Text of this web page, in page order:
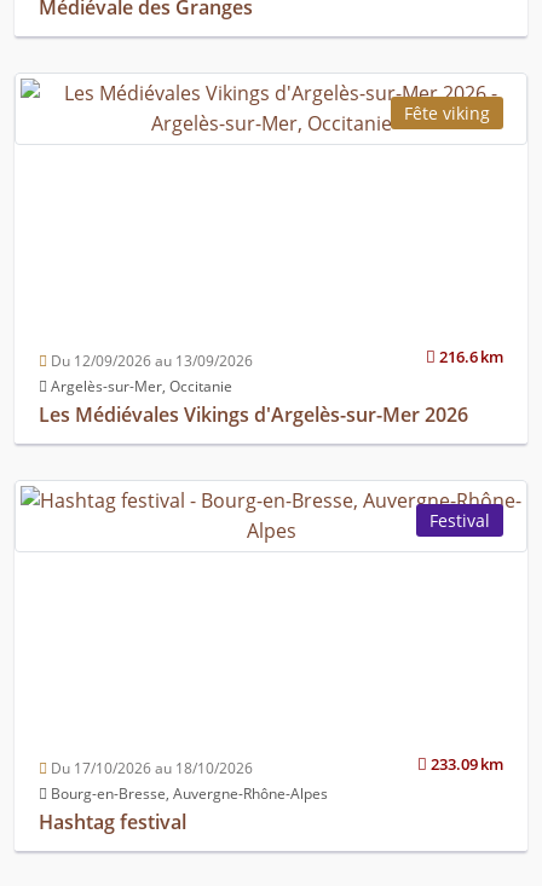
Médiévale des Granges
Fête viking
216.6 km
Du 12/09/2026 au 13/09/2026
Argelès-sur-Mer, Occitanie
Les Médiévales Vikings d'Argelès-sur-Mer 2026
Festival
233.09 km
Du 17/10/2026 au 18/10/2026
Bourg-en-Bresse, Auvergne-Rhône-Alpes
Hashtag festival